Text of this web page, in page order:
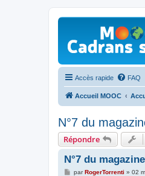
Accès rapide FAQ
Accueil MOOC
N°7 du
Répondre
N°7 du
MparRogerTorrenti » 02